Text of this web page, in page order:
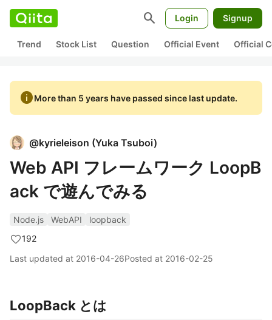
search Login Signup
Trend Stock List Question Official Event Official
infoMore than 5 years have passed since last update.
@kyrieleison (Yuka Tsuboi)
Web API フレームワーク LoopB
ack で遊んでみる
Node.js WebAPI
loopback
192
Last updated at 2016-04-26Posted at 2016-02-25
LoopBack とは